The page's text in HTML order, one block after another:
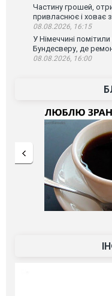
Частину грошей,
привласнює і ховає
08.08.2026, 16:15
У Німеччині
Бундесверу, де
08.08.2026, 16:00